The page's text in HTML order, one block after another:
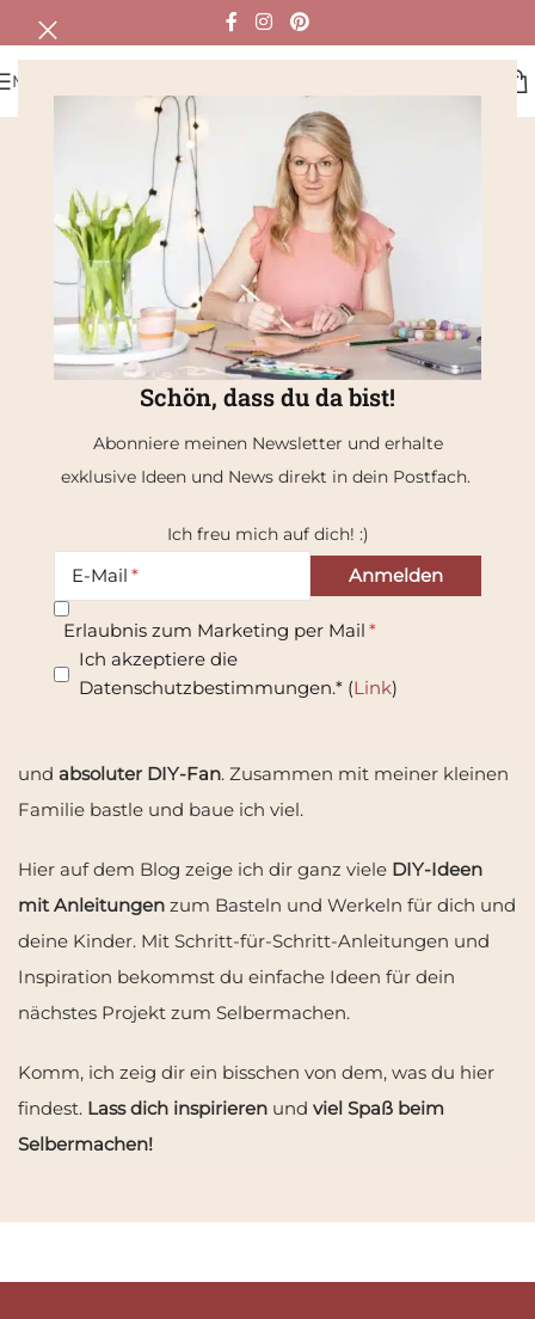
Schön, dass du da bist!
Abonniere meinen Newsletter und erhalte
exklusive Ideen und News direkt in dein Postfach.
Ich freu mich auf dich! :)
E-Mail
Erlaubnis zum Marketing per Mail
Ich akzeptiere die
Datenschutzbestimmungen.* (Link)
MENÜ
Wie schön, dass du da bist!
Toll, dass du meine Seite gefunden hast.
wirklich! Sehr sogar!
und absoluter DIY-Fan. Zusammen mit meiner kleinen
Familie bastle und baue ich viel.
Hier auf dem Blog zeige ich dir ganz viele DIY-Ideen
mit Anleitungen zum Basteln und Werkeln für dich und
deine Kinder. Mit Schritt-für-Schritt-Anleitungen und
Inspiration bekommst du einfache Ideen für dein
nächstes Projekt zum Selbermachen.
Komm, ich zeig dir ein bisschen von dem, was du hier
findest. Lass dich inspirieren und viel Spaß beim
Selbermachen!